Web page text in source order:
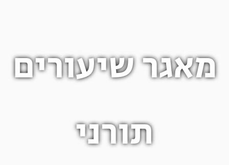
מאגר שיעורים
תורני